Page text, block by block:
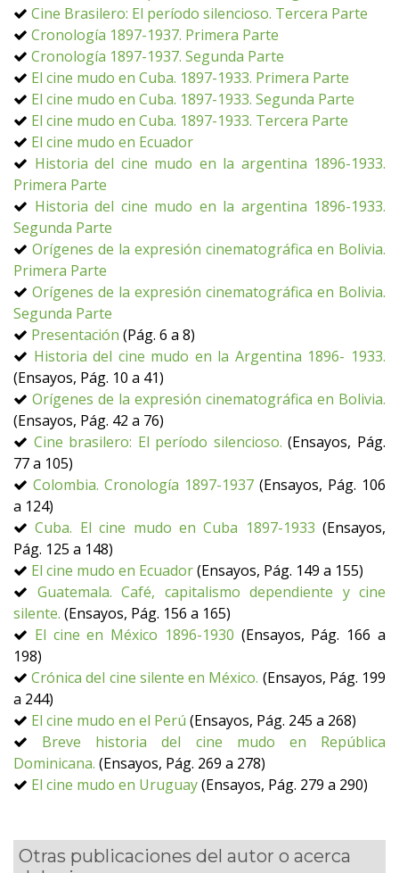
Cine Brasilero: El período silencioso. Tercera Parte
Cronología 1897-1937. Primera Parte
Cronología 1897-1937. Segunda Parte
El cine mudo en Cuba. 1897-1933. Primera Parte
El cine mudo en Cuba. 1897-1933. Segunda Parte
El cine mudo en Cuba. 1897-1933. Tercera Parte
El cine mudo en Ecuador
Historia del cine mudo en la argentina 1896-1933.
Primera Parte
Historia del cine mudo en la argentina 1896-1933.
Segunda Parte
Orígenes de la expresión cinematográfica en Bolivia.
Primera Parte
Orígenes de la expresión cinematográfica en Bolivia.
Segunda Parte
Presentación (Pág. 6 a 8)
Historia del cine mudo en la Argentina 1896- 1933.
(Ensayos, Pág. 10 a 41)
Orígenes de la expresión cinematográfica en Bolivia.
(Ensayos, Pág. 42 a 76)
Cine brasilero: El período silencioso. (Ensayos, Pág.
77 a 105)
Colombia. Cronología 1897-1937 (Ensayos, Pág. 106
a 124)
Cuba. El cine mudo en Cuba 1897-1933 (Ensayos,
Pág. 125 a 148)
El cine mudo en Ecuador(Ensayos, Pág. 149 a 155)
Guatemala. Café, capitalismo dependiente y cine
silente. (Ensayos, Pág. 156 a 165)
El cine en México 1896-1930 (Ensayos, Pág. 166 a
198)
Crónica del cine silente en México. (Ensayos, Pág. 199
a 244)
El cine mudo en el Perú (Ensayos, Pág. 245 a 268)
Breve historia del cine mudo en República
Dominicana. (Ensayos, Pág. 269 a 278)
El cine mudo en Uruguay(Ensayos, Pág. 279 a 290)
Otras publicaciones del autor o acerca